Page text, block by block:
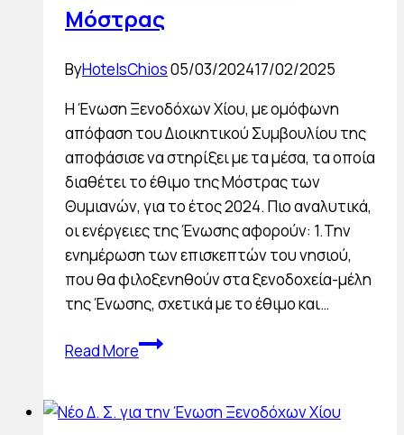
Μόστρας
ByHotelsChios05/03/202417/02/2025
Η Ένωση Ξενοδόχων Χίου, με ομόφωνη
απόφαση του Διοικητικού Συμβουλίου της
αποφάσισε να στηρίξει με τα μέσα, τα οποία
διαθέτει το έθιμο της Μόστρας των
Θυμιανών, για το έτος 2024. Πιο αναλυτικά,
οι ενέργειες της Ένωσης αφορούν: 1.Την
ενημέρωση των επισκεπτών του νησιού,
που θα φιλοξενηθούν στα ξενοδοχεία-μέλη
της Ένωσης, σχετικά με το έθιμο και…
Read MoreΗ
Χίου